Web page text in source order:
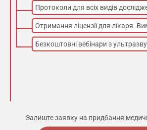
Протоколи для всіх видів
Отримання ліцензії для лікаря.
Безкоштовні вебінари з
Залиште заявку на придбання